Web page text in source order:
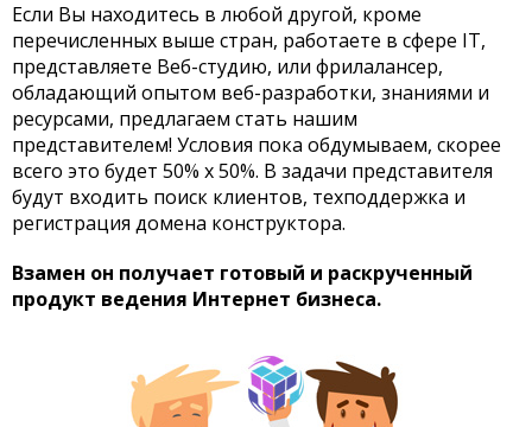
Если Вы находитесь в любой другой, кроме
перечисленных выше стран, работаете в сфере IT,
представляете Веб-студию, или фрилалансер,
обладающий опытом веб-разработки, знаниями и
ресурсами, предлагаем стать нашим
представителем! Условия пока обдумываем, скорее
всего это будет 50% х 50%. В задачи представителя
будут входить поиск клиентов, техподдержка и
регистрация домена конструктора.
Взамен он получает готовый и раскрученный
продукт ведения Интернет бизнеса.